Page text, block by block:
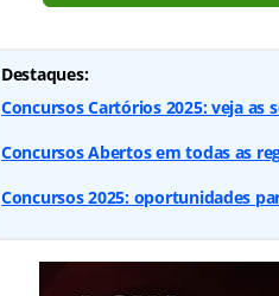
Destaques:
Concursos Cartórios 2025: veja as
Concursos Abertos em todas as
Concursos 2025: oportunidades